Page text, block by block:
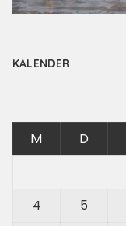
KALENDER
M D
4
5